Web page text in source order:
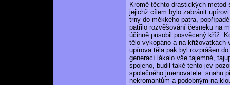
Kromě těchto drastických
jejichž cílem bylo zabránit
trny do měkkého patra,
patřilo rozvěšování česneku na
účinně působil posvěcený kříž.
tělo vykopáno a na křižovatkách
upírova těla pak byl rozprášen
generací lákalo vše tajemné,
spojeno, budil také tento jev
společného jmenovatele: snahu
nekromantům a podobným na